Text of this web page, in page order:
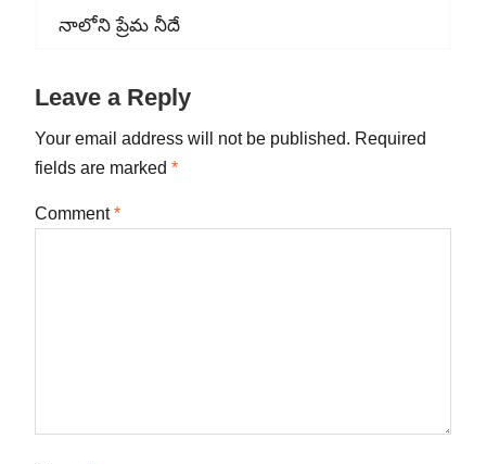
Next
నాలోని ప్రేమ నీదే
Leave a Reply
Your email address will not be published. Required
fields are marked *
Comment*